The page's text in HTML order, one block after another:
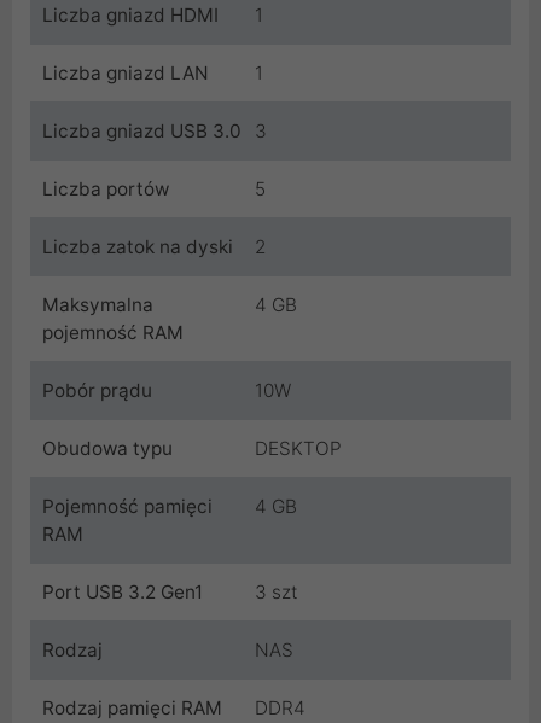
Liczba gniazd HDMI 1
Liczba gniazd LAN 1
Liczba gniazd USB 3.0 3
Liczba portów 5
Liczba zatok na dyski 2
Maksymalna
pojemność RAM
4 GB
Pobór prądu 10W
Obudowa typu DESKTOP
Pojemność pamięci
RAM
4 GB
Port USB 3.2 Gen1 3 szt
Rodzaj NAS
Rodzaj pamięci RAM DDR4